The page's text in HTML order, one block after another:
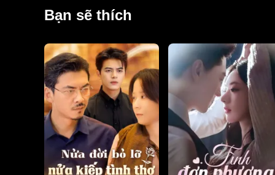
nhiều hiểu lầm. Sau hàng loạt sự việc trớ trêu, cuối
Bạn sẽ thích